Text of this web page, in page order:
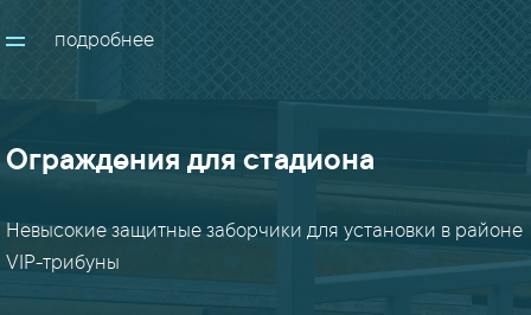
подробнее
Ограждения для стадиона
Невысокие защитные заборчики для установки в районе
VIP-трибуны